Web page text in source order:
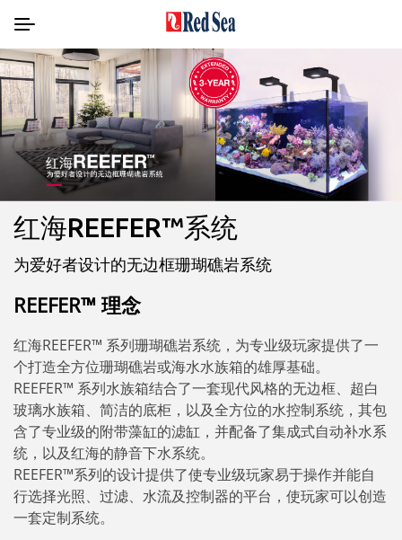
红海REEFER™系统
为爱好者设计的无边框珊瑚礁岩系统
REEFER™ 理念
红海REEFER™ 系列珊瑚礁岩系统，为专业级玩家提供了一
个打造全方位珊瑚礁岩或海水水族箱的雄厚基础。
REEFER™ 系列水族箱结合了一套现代风格的无边框、超白
玻璃水族箱、简洁的底柜，以及全方位的水控制系统，其包
含了专业级的附带藻缸的滤缸，并配备了集成式自动补水系
统，以及红海的静音下水系统。
REEFER™系列的设计提供了使专业级玩家易于操作并能自
行选择光照、过滤、水流及控制器的平台，使玩家可以创造
一套定制系统。